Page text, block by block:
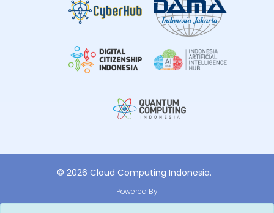
© 2026 Cloud Computing Indonesia.
Powered By